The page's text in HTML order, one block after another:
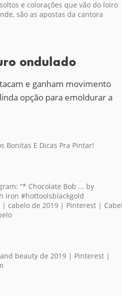
ondulado
e ganham movimento
opção para emoldurar a